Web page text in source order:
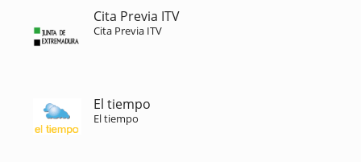
Cita Previa ITV
Cita Previa ITV
El tiempo
El tiempo